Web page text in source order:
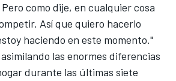
como dije, en cualquier cosa
Así que quiero hacerlo
haciendo en este momento."
las enormes diferencias
durante las últimas siete